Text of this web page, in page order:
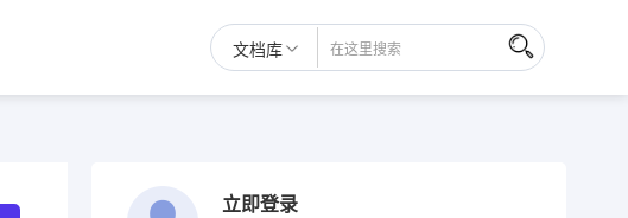
文档库
立即登录